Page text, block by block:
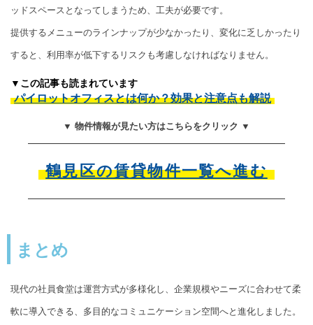
ッドスペースとなってしまうため、工夫が必要です。
提供するメニューのラインナップが少なかったり、変化に乏しかったり
すると、利用率が低下するリスクも考慮しなければなりません。
▼この記事も読まれています
パイロットオフィスとは何か？効果と注意点も解説
▼ 物件情報が見たい方はこちらをクリック ▼
鶴見区の賃貸物件一覧へ進む
まとめ
現代の社員食堂は運営方式が多様化し、企業規模やニーズに合わせて柔
軟に導入できる、多目的なコミュニケーション空間へと進化しました。